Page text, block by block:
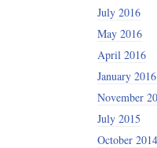
July 2016
May 2016
April 2016
January 2016
November
July 2015
October 2014